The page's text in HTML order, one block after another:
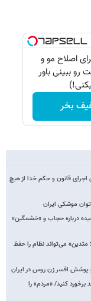
اصلاح مو و
ببینی باور
بخر
قانون و حکم خدا از هیچ
موشکی ایران
درباره حجاب و «خشمگین»
می‌تواند نظام را حفظ
پوشش افسر زن روس در ایران
برخورد کنید/ «مردم» را